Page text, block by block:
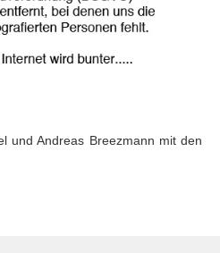
und Andreas Breezmann mit den